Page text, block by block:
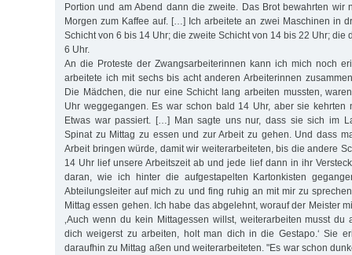
Portion und am Abend dann die zweite. Das Brot bewahrten wir
Morgen zum Kaffee auf. […] Ich arbeitete an zwei Maschinen in
Schicht von 6 bis 14 Uhr; die zweite Schicht von 14 bis 22 Uhr; die
6 Uhr.
An die Proteste der Zwangsarbeiterinnen kann ich mich noch
arbeitete ich mit sechs bis acht anderen Arbeiterinnen
Die Mädchen, die nur eine Schicht lang arbeiten mussten,
Uhr weggegangen. Es war schon bald 14 Uhr, aber sie kehrten
Etwas war passiert. […] Man sagte uns nur, dass sie sich im
Spinat zu Mittag zu essen und zur Arbeit zu gehen. Und dass
Arbeit bringen würde, damit wir weiterarbeiteten, bis die andere
14 Uhr lief unsere Arbeitszeit ab und jede lief dann in ihr
daran, wie ich hinter die aufgestapelten Kartonkisten
Abteilungsleiter auf mich zu und fing ruhig an mit mir zu
Mittag essen gehen. Ich habe das abgelehnt, worauf der Meister
‚Auch wenn du kein Mittagessen willst, weiterarbeiten musst du
dich weigerst zu arbeiten, holt man dich in die Gestapo.‘ Sie
daraufhin zu Mittag aßen und weiterarbeiteten. "Es war schon